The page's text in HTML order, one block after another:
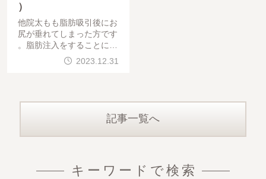
）
他院太もも脂肪吸引後にお
尻が垂れてしまった方です
。脂肪注入をすることによ
り、お尻を丸く魅力的にし
2023.12.31
記事一覧へ
キーワードで検索